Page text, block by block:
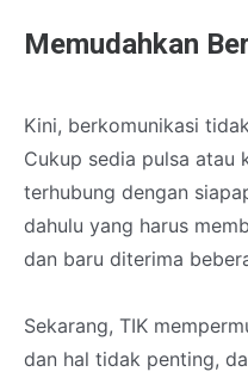
Memudahkan
Kini, berkomunikasi
Cukup sedia pulsa atau
terhubung dengan
dahulu yang harus
dan baru diterima
Sekarang, TIK
dan hal tidak penting,